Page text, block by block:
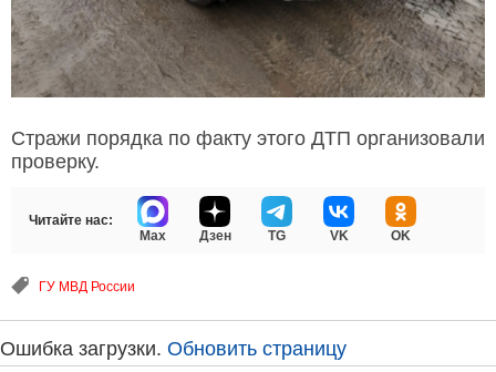
Стражи порядка по факту этого ДТП организовали
проверку.
Читайте нас:
Max
Дзен TG VK OK
ГУ МВД России
Ошибка загрузки. Обновить страницу